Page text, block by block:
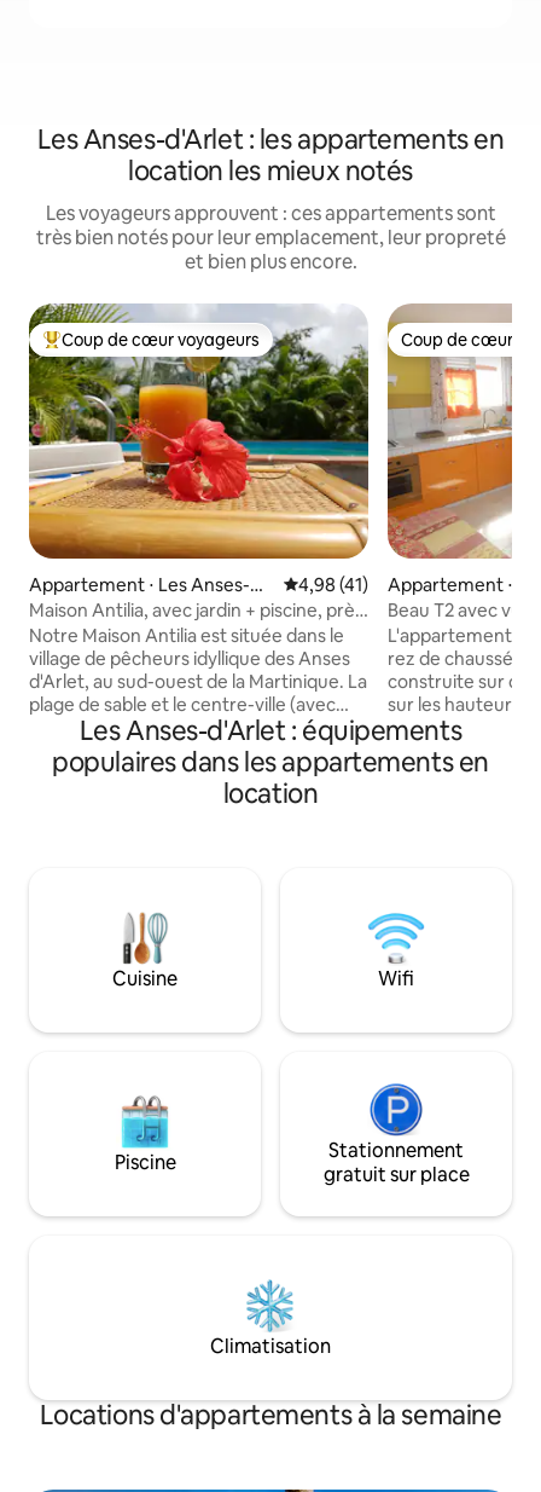
Les Anses-d'Arlet : les appartements en
location les mieux notés
Les voyageurs approuvent : ces appartements sont
très bien notés pour leur emplacement, leur propreté
et bien plus encore.
Coups de cœur voyageurs les plus appréciés
Coup de cœur voyageurs
Appartement ⋅ Les Anses-
d'Arlet
Évaluation moyenne sur la
4,98 (41)
Maison Antilia, avec jardin + piscine, près
de la plage
Notre Maison Antilia est située dans le
village de pêcheurs idyllique des Anses
d'Arlet, au sud-ouest de la Martinique. La
plage de sable et le centre-ville (avec
église, boulangerie, poste, médecin,
pharmacie, snack-bars et restaurants)
sont à env. 5 minutes à pied. Les
appartements - nichés dans un jardin
avec douche et WC et d'une chambre à
coucher séparée avec climatisation. Le
wifi est gratuit. Assistance en allemand !
Coup de cœur
Coup de cœur
Appartement ⋅
d'Arlet
Beau T2 avec
Anses D'Arlet
L'appartement de
rez de chaussée
construite sur
sur les hauteurs
d'Arlet, vous
vue
une grande
ondes, lave-
salon de jardin
Les Anses-d'Arlet : équipements
populaires dans les appartements en
location
Cuisine Wifi
Piscine
Stationnement
gratuit sur place
Climatisation
Locations d'appartements à la semaine